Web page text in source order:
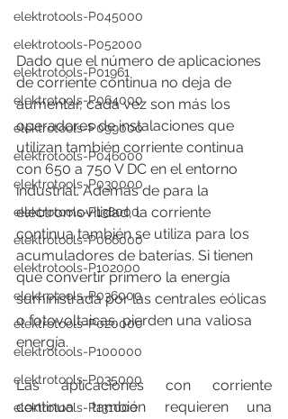
elektrotools-P045000
elektrotools-P052000
elektrotools-P01961
elektrotools-P064000
elektrotools-P099000
elektrotools-P046000
elektrotools-P030000
elektrotools-P138000
elektrotools-P066000
elektrotools-P102000
elektrotools-P036000
elektrotools-P020000
elektrotools-P100000
elektrotools-P035000
elektrotools-P131000
Dado que el número de aplicaciones
de corriente continua no deja de
aumentar, cada vez son más los
operadores de instalaciones que
utilizan también corriente continua
con 650 a 750 V DC en el entorno
industrial. Además de para la
electromovilidad, la corriente
continua también se utiliza para los
acumuladores de baterías. Si tienen
que convertir primero la energía
suministrada por las centrales eólicas
o fotovoltaicas, pierden una valiosa
energía.
Las aplicaciones con corriente
continua también requieren una